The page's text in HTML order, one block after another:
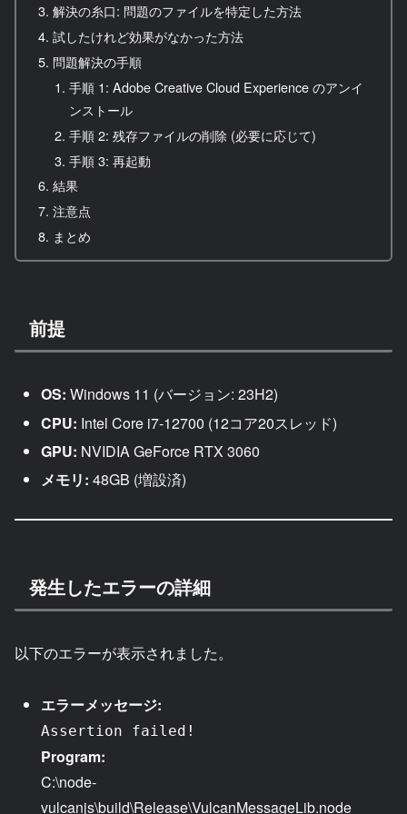
解決の糸口: 問題のファイルを特定した方法
試したけれど効果がなかった方法
問題解決の手順
手順 1: Adobe Creative Cloud Experience のアンイ
ンストール
手順 2: 残存ファイルの削除 (必要に応じて)
手順 3: 再起動
結果
注意点
まとめ
前提
OS: Windows 11 (バージョン: 23H2)
CPU: Intel Core i7-12700 (12コア20スレッド)
GPU: NVIDIA GeForce RTX 3060
メモリ: 48GB (増設済)
発生したエラーの詳細
以下のエラーが表示されました。
エラーメッセージ:
Assertion failed!
Program:
C:\node-
vulcanjs\build\Release\VulcanMessageLib.node